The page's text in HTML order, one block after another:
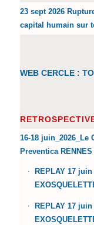
23 sept 2026
capital humain sur
WEB CERCLE :
16-18 juin_2026_Le
Preventica RENNES
REPLAY 17
REPLAY 17